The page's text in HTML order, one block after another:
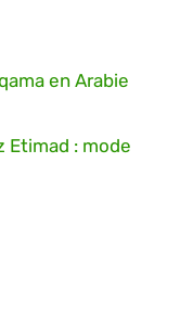
en Arabie
Etimad : mode